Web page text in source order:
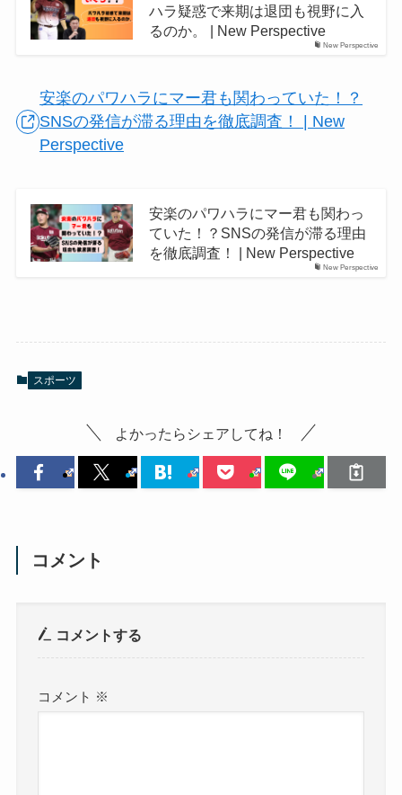
New Perspective
ハラ疑惑で来期は退団も視野に入
るのか。 | New Perspective
安楽のパワハラにマー君も関わっていた！？
SNSの発信が滞る理由を徹底調査！ | New
Perspective
New Perspective
安楽のパワハラにマー君も関わっ
ていた！？SNSの発信が滞る理由
を徹底調査！ | New Perspective
スポーツ
よかったらシェアしてね！
コメント
コメントする
コメント ※